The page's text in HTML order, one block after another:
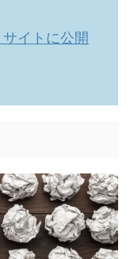
イトに公開